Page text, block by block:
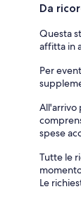
Da
Questa
affitta in
Per
All'arrivo
spese
Tutte le
Le